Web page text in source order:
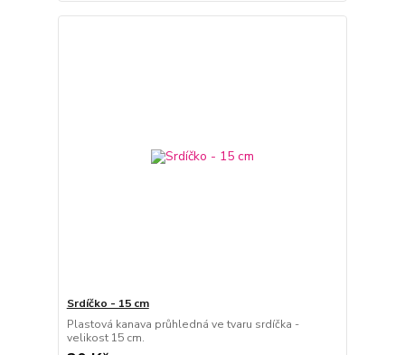
Srdíčko - 15 cm
Plastová kanava průhledná ve tvaru srdíčka -
velikost 15 cm.